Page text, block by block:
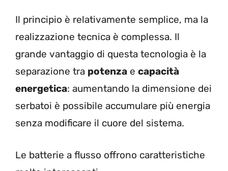
Il principio è relativamente semplice, ma la
realizzazione tecnica è complessa. Il
grande vantaggio di questa tecnologia è la
separazione tra potenza e capacità
energetica: aumentando la dimensione dei
serbatoi è possibile accumulare più energia
senza modificare il cuore del sistema.
Le batterie a flusso offrono caratteristiche